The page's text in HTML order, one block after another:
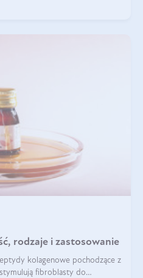
rodzaje i zastosowanie
kolagenowe pochodzące z